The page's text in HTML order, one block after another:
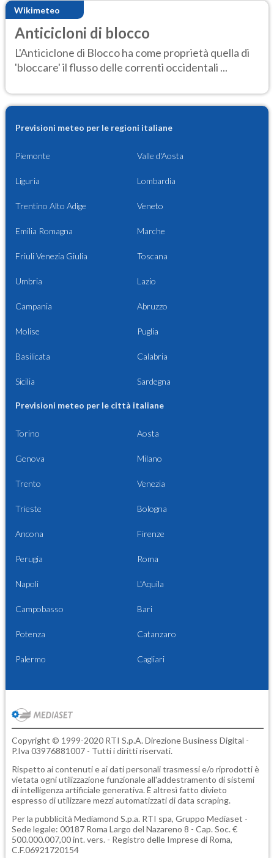
Wikimeteo
Anticicloni di blocco
L'Anticiclone di Blocco ha come proprietà quella di
'bloccare' il flusso delle correnti occidentali ...
Previsioni meteo per le regioni italiane
Piemonte Valle d'Aosta
Liguria Lombardia
Trentino Alto Adige Veneto
Emilia Romagna Marche
Friuli Venezia Giulia Toscana
Umbria Lazio
Campania Abruzzo
Molise Puglia
Basilicata Calabria
Sicilia Sardegna
Previsioni meteo per le città italiane
Torino Aosta
Genova Milano
Trento Venezia
Trieste Bologna
Ancona Firenze
Perugia Roma
Napoli L'Aquila
Campobasso Bari
Potenza Catanzaro
Palermo Cagliari
Copyright © 1999-2020 RTI S.p.A. Direzione Business Digital -
P.Iva 03976881007 - Tutti i diritti riservati.
Rispetto ai contenuti e ai dati personali trasmessi e/o riprodotti è
vietata ogni utilizzazione funzionale all'addestramento di sistemi
di intelligenza artificiale generativa. È altresì fatto divieto
espresso di utilizzare mezzi automatizzati di data scraping.
Per la pubblicità Mediamond S.p.a. RTI spa, Gruppo Mediaset -
Sede legale: 00187 Roma Largo del Nazareno 8 - Cap. Soc. €
500.000.007,00 int. vers. - Registro delle Imprese di Roma,
C.F.06921720154